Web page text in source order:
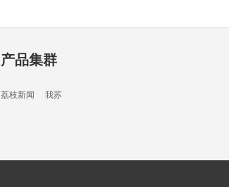
产品集群
荔枝新闻 我苏